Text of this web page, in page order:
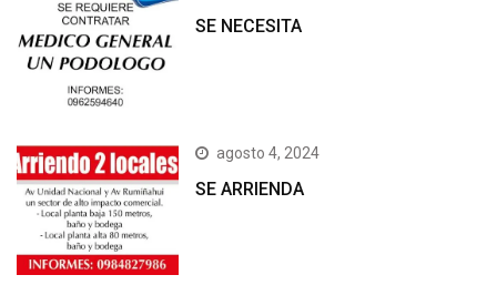
SE NECESITA
agosto 4, 2024
SE ARRIENDA